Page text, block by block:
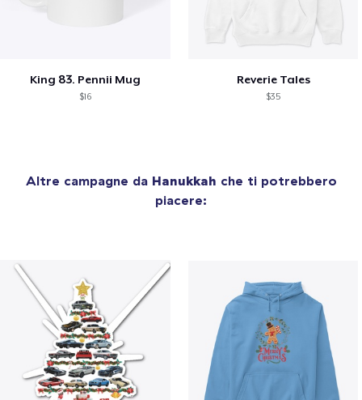
King 83. Pennii Mug
$16
Reverie Tales
$35
Altre campagne da Hanukkah che ti potrebbero
piacere: